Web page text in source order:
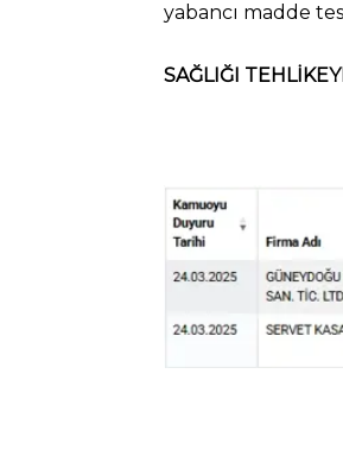
yabancı madde
SAĞLIĞI